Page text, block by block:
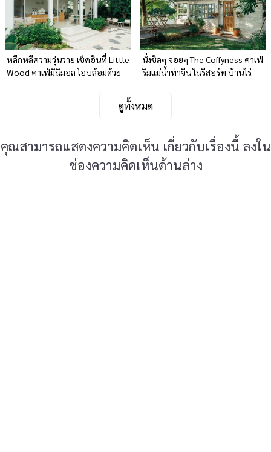
หลีกหลีความวุ่นวาย เช็คอินที่ Little
Wood คาเฟ่มินิมอล โอบล้อมด้วย
นั่งชิลๆ จอยๆ The Coffyness คาเฟ่
ริมแม่น้ำท่าจีน ในรีสอร์ท บ้านไร่
ดูทั้งหมด
คุณสามารถแสดงความคิดเห็น เกี่ยวกับเรื่องนี้ ลงใน
ช่องความคิดเห็นด้านล่าง